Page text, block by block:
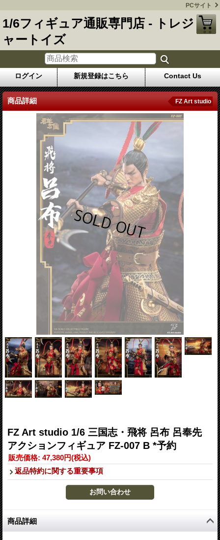
PCサイト
1/6フィギュア通販専門店 - トレジ
ャートイズ
ログイン 新規登録はこちら Contact Us
商品詳細 FZ Art studio
FZ Art studio 1/6 三国志・飛将 呂布 呂奉先
アクションフィギュア FZ-007 B *予約
販売価格: 47,380円(税込)
返品特約に関する重要事項
商品詳細